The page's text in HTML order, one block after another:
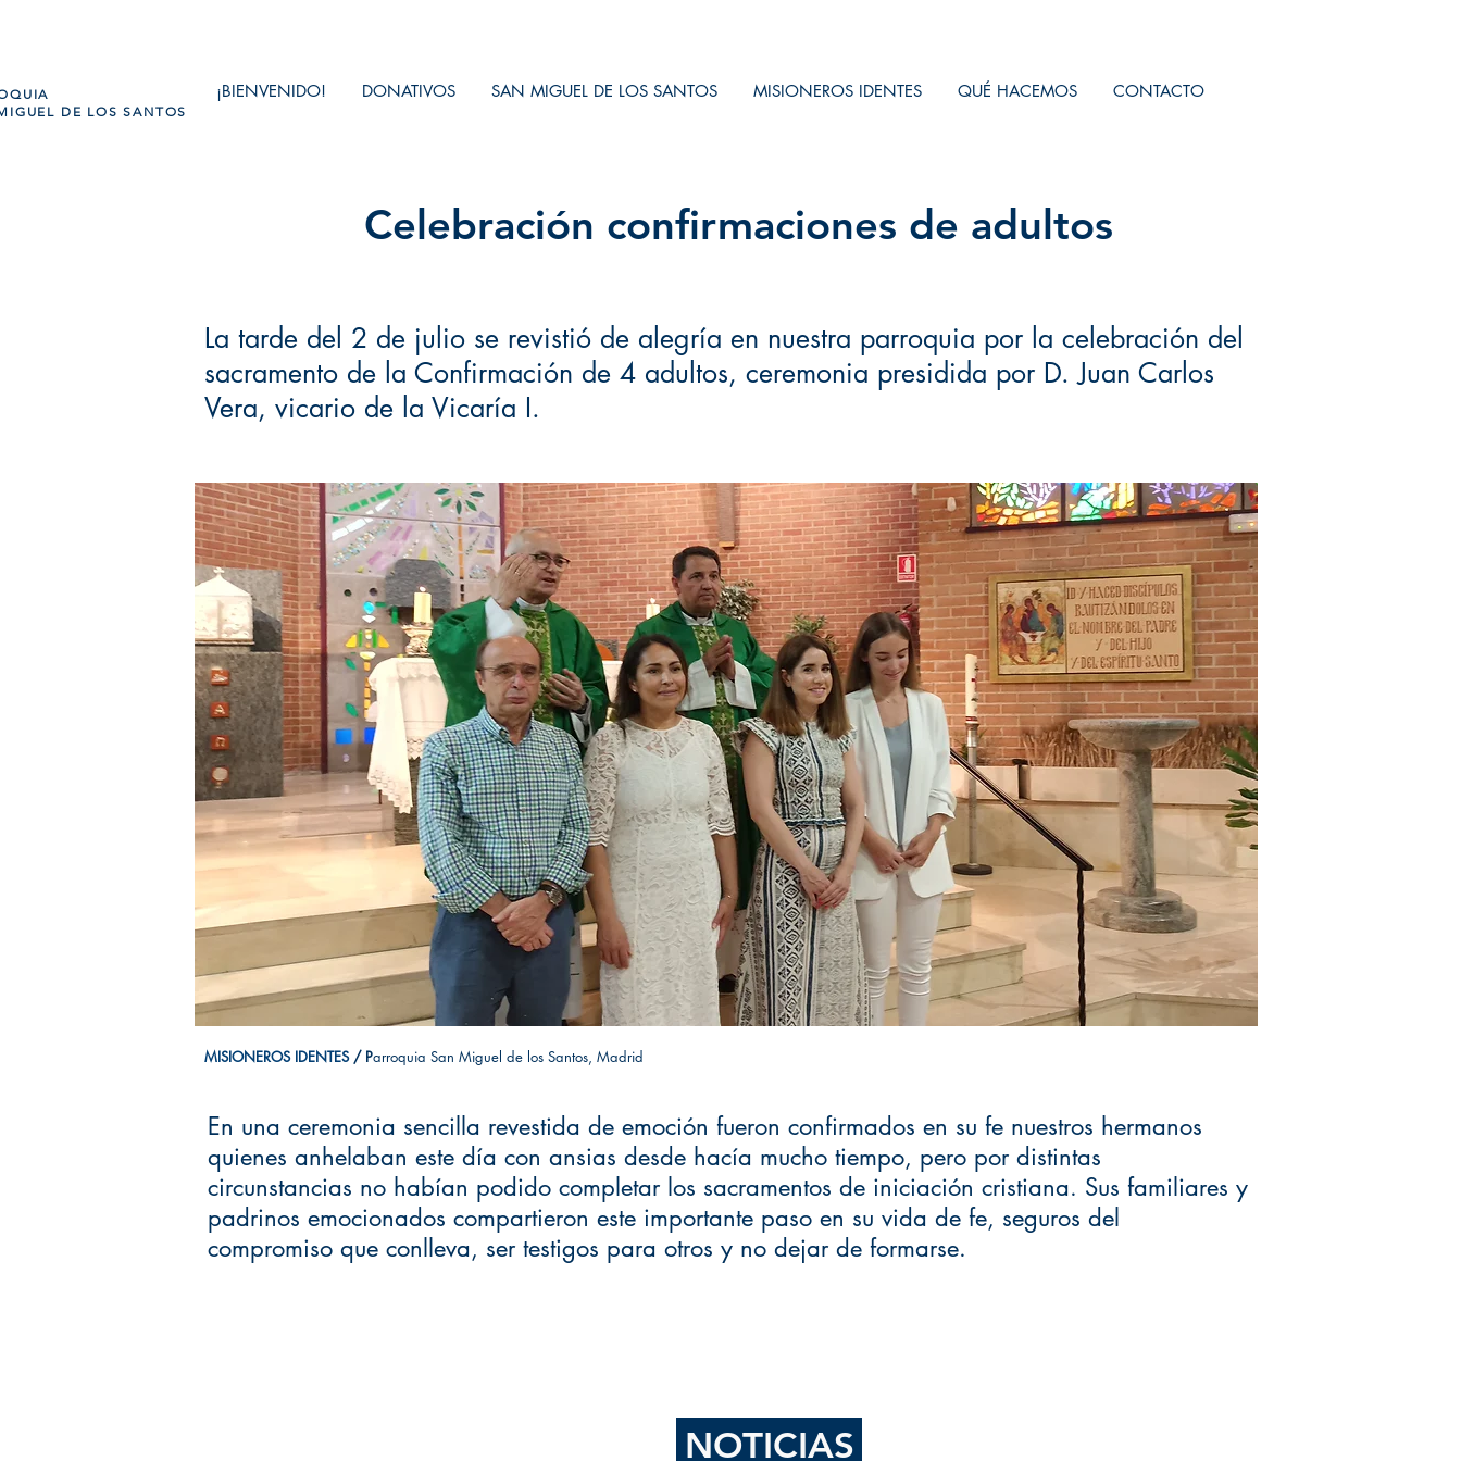
DE LOS SANTOS
¡BIENVENIDO! DONATIVOS SAN MIGUEL DE LOS SANTOS MISIONEROS IDENTES QUÉ HACEMOS CONTACTO
Celebración confirmaciones de adultos
La tarde del 2 de julio se revistió de alegría en nuestra parroquia por la celebración del
sacramento de la Confirmación de 4 adultos, ceremonia presidida por D. Juan Carlos
Vera, vicario de la Vicaría I.
MISIONEROS IDENTES / Parroquia San Miguel de los Santos, Madrid
En una ceremonia sencilla revestida de emoción fueron confirmados en su fe nuestros hermanos
quienes anhelaban este día con ansias desde hacía mucho tiempo, pero por distintas
circunstancias no habían podido completar los sacramentos de iniciación cristiana. Sus familiares y
padrinos emocionados compartieron este importante paso en su vida de fe, seguros del
compromiso que conlleva, ser testigos para otros y no dejar de formarse.
NOTICIAS